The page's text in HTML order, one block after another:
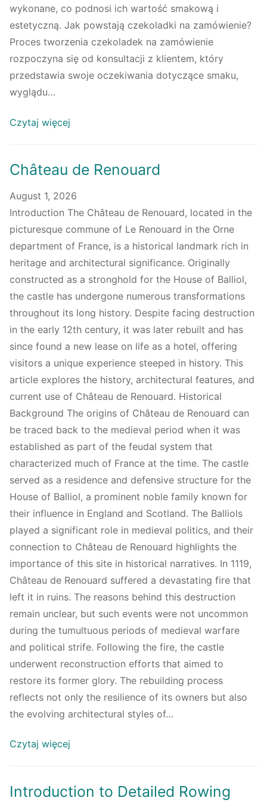
wykonane, co podnosi ich wartość smakową i
estetyczną. Jak powstają czekoladki na zamówienie?
Proces tworzenia czekoladek na zamówienie
rozpoczyna się od konsultacji z klientem, który
przedstawia swoje oczekiwania dotyczące smaku,
wyglądu…
Czytaj więcej
Château de Renouard
August 1, 2026
Introduction The Château de Renouard, located in the
picturesque commune of Le Renouard in the Orne
department of France, is a historical landmark rich in
heritage and architectural significance. Originally
constructed as a stronghold for the House of Balliol,
the castle has undergone numerous transformations
throughout its long history. Despite facing destruction
in the early 12th century, it was later rebuilt and has
since found a new lease on life as a hotel, offering
visitors a unique experience steeped in history. This
article explores the history, architectural features, and
current use of Château de Renouard. Historical
Background The origins of Château de Renouard can
be traced back to the medieval period when it was
established as part of the feudal system that
characterized much of France at the time. The castle
served as a residence and defensive structure for the
House of Balliol, a prominent noble family known for
their influence in England and Scotland. The Balliols
played a significant role in medieval politics, and their
connection to Château de Renouard highlights the
importance of this site in historical narratives. In 1119,
Château de Renouard suffered a devastating fire that
left it in ruins. The reasons behind this destruction
remain unclear, but such events were not uncommon
during the tumultuous periods of medieval warfare
and political strife. Following the fire, the castle
underwent reconstruction efforts that aimed to
restore its former glory. The rebuilding process
reflects not only the resilience of its owners but also
the evolving architectural styles of…
Czytaj więcej
Introduction to Detailed Rowing